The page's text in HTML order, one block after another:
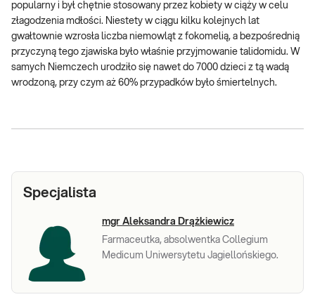
popularny i był chętnie stosowany przez kobiety w ciąży w celu
złagodzenia mdłości. Niestety w ciągu kilku kolejnych lat
gwałtownie wzrosła liczba niemowląt z fokomelią, a bezpośrednią
przyczyną tego zjawiska było właśnie przyjmowanie talidomidu. W
samych Niemczech urodziło się nawet do 7000 dzieci z tą wadą
wrodzoną, przy czym aż 60% przypadków było śmiertelnych.
Specjalista
mgr Aleksandra Drążkiewicz
Farmaceutka, absolwentka Collegium
Medicum Uniwersytetu Jagiellońskiego.